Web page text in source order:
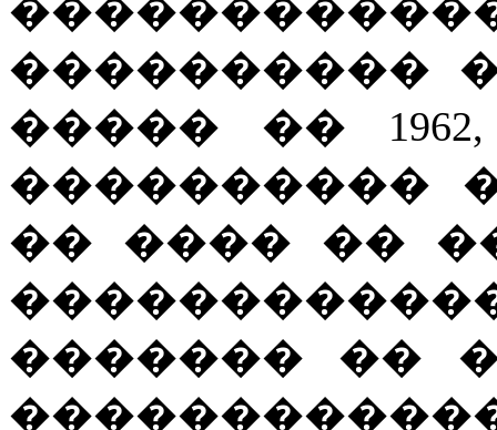
����������
����� ��
����������
�� ���� ��
������� ��